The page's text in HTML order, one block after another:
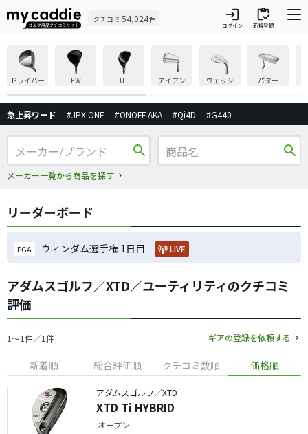
クチコミ 54,024件 login
ログイン
inventory
新規登録
ドライバー FW UT アイアン ウェッジ パター
急上昇ワード #JPX ONE #ONOFF AKA #Qi4D #G440
search
メーカー一覧から商品を探す
search
リーダーボード
PGA ウィンダム選手権 1日目 LIVE
アダムスゴルフ／XTD／ユーティリティのクチコミ
評価
1〜1件／1件 ギアの登録を依頼する
新着順 総合評価順 クチコミ数順 価格順
アダムスゴルフ／XTD
XTD Ti HYBRID
オープン